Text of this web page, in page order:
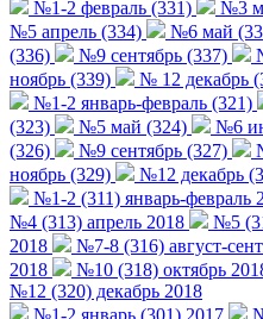
№1-2 февраль (331)
№3
№5 апрель (334)
№6 май
(336)
№9 сентябрь (337)
ноябрь (339)
№ 12 декабрь
№1-2 январь-февраль (321)
(323)
№5 май (324) №6
(326)
№9 сентябрь (327)
ноябрь (329)
№12 декабрь
№1-2 (311) январь-февраль
№4 (313) апрель 2018
№5
2018
№7-8 (316) август-
2018
№10 (318) октябрь
№12 (320) декабрь 2018
№1-2 январь (301) 2017